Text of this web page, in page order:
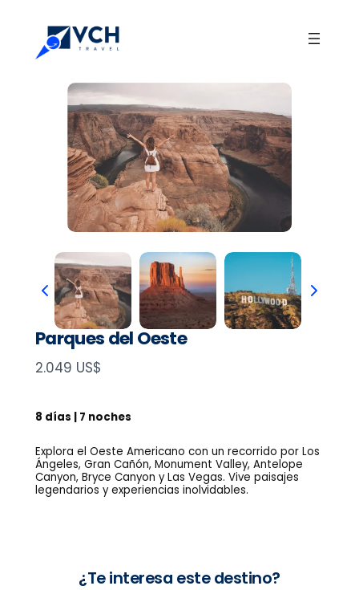
Parques del Oeste
N
w
2.049 US$
8 días | 7 noches
Explora el Oeste Americano con un recorrido por Los
Ángeles, Gran Cañón, Monument Valley, Antelope
Canyon, Bryce Canyon y Las Vegas. Vive paisajes
legendarios y experiencias inolvidables.
¿Te interesa este destino?